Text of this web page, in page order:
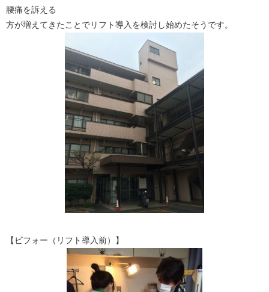
腰痛を訴える
方が増えてきたことでリフト導入を検討し始めたそうです。
【ビフォー（リフト導入前）】